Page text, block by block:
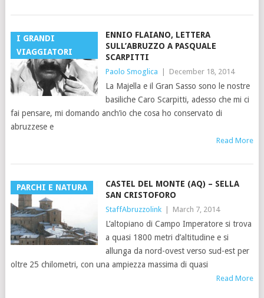
I GRANDI
VIAGGIATORI
ENNIO FLAIANO, LETTERA
SULL’ABRUZZO A PASQUALE
SCARPITTI
Paolo Smoglica December 18, 2014
La Majella e il Gran Sasso sono le nostre
basiliche Caro Scarpitti, adesso che mi ci
fai pensare, mi domando anch’io che cosa ho conservato di
abruzzese e
Read More
PARCHI E NATURA
CASTEL DEL MONTE (AQ) – SELLA
SAN CRISTOFORO
StaffAbruzzolink March 7, 2014
L’altopiano di Campo Imperatore si trova
a quasi 1800 metri d’altitudine e si
allunga da nord-ovest verso sud-est per
oltre 25 chilometri, con una ampiezza massima di quasi
Read More